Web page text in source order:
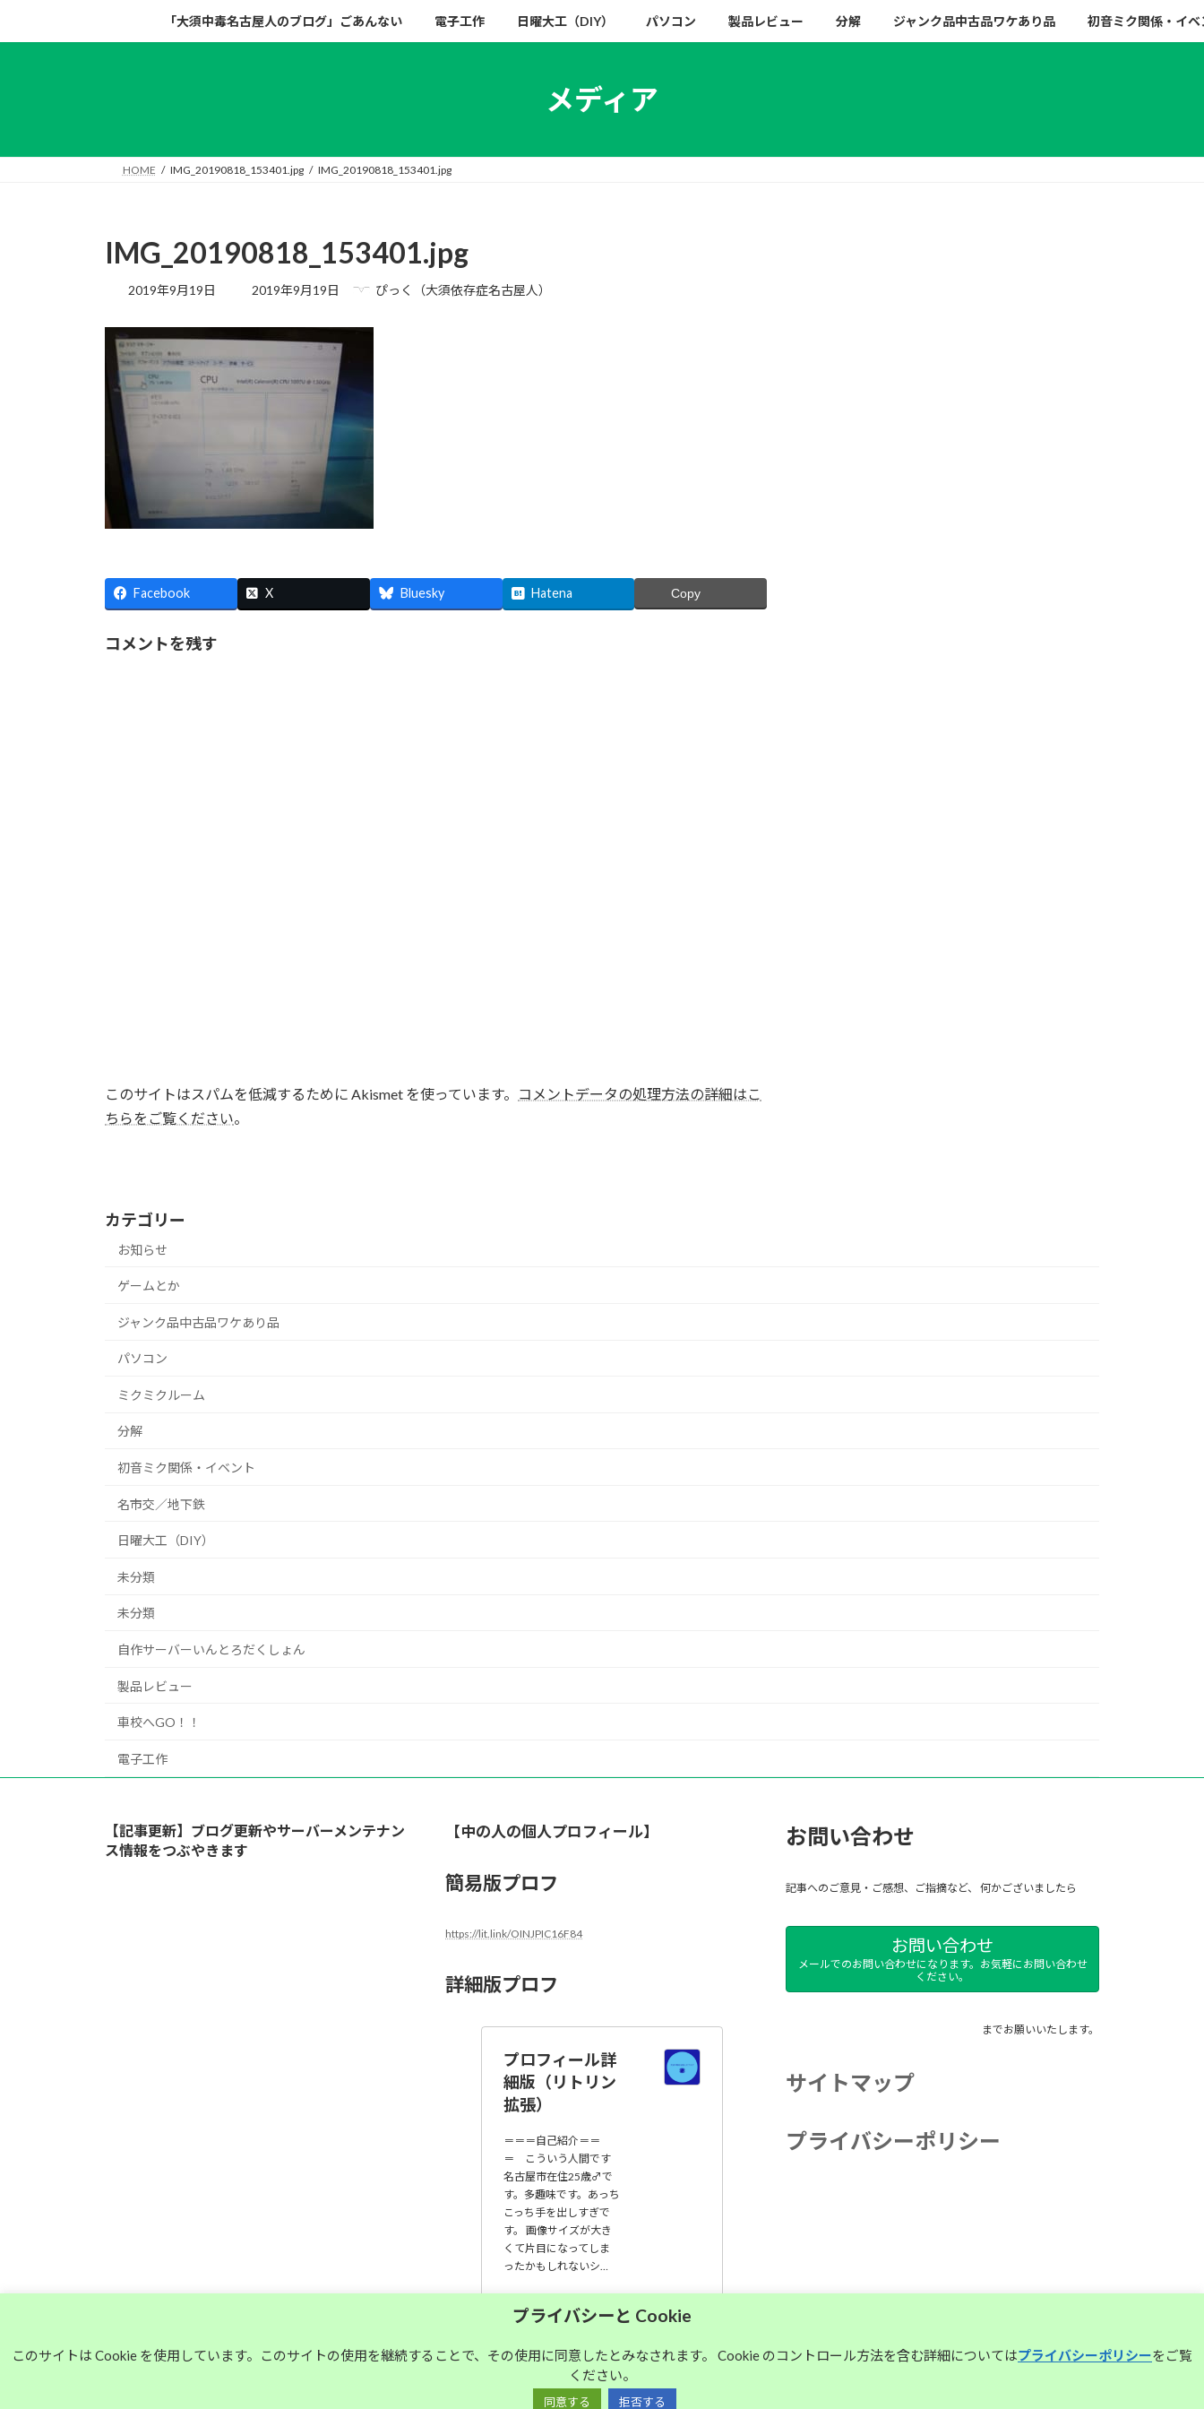
キ
に
「大須中毒名古屋人のブログ」ごあんない 電子工作 日曜大工（DIY） パソコン 製品レビュー 分解 ジャンク品中古品ワケあり品 初音ミク関係・イベ
メディア
HOME IMG_20190818_153401.jpg IMG_20190818_153401.jpg
IMG_20190818_153401.jpg
2019年9月19日
最
更
新
日
時
2019年9月19日 ぴっく（大須依存症名古屋人）
Facebook X Bluesky Hatena Copy
コメントを残す
このサイトはスパムを低減するために Akismet を使っています。
コメントデータの処理方法の詳細はこ
ちらをご覧ください。
カテゴリー
お知らせ
ゲームとか
ジャンク品中古品ワケあり品
パソコン
ミクミクルーム
分解
初音ミク関係・イベント
名市交／地下鉄
日曜大工（DIY）
未分類
未分類
自作サーバーいんとろだくしょん
製品レビュー
車校へGO！！
電子工作
【記事更新】ブログ更新やサーバーメンテナン
ス情報をつぶやきます
【中の人の個人プロフィール】
簡易版プロフ
https://lit.link/OINJPIC16F84
詳細版プロフ
プロフィール詳
細版（リトリン
拡張）
＝＝＝自己紹介＝＝
＝ こういう人間です
名古屋市在住25歳♂で
す。多趣味です。あっち
こっち手を出しすぎで
す。 画像サイズが大き
くて片目になってしま
ったかもしれないシ…
大須中毒名古屋人
のブログ
お問い合わせ
記事へのご意見・ご感想、ご指摘など、 何かございましたら
お問い合わせ
メールでのお問い合わせになります。お気軽にお問い合わせ
ください。
までお願いいたします。
サイトマップ
プライバシーポリシー
Copyright © 大須中毒名古屋人のブログ All Rights Reserved.
プライバシーと Cookie
このサイトは Cookie を使用しています。このサイトの使用を継続することで、その使用に同意したとみなされます。 Cookie のコントロール方法を含む詳細についてはプライバシーポリシーをご覧
ください。
同意する 拒否する